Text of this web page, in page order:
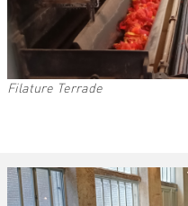
Filature Terrade